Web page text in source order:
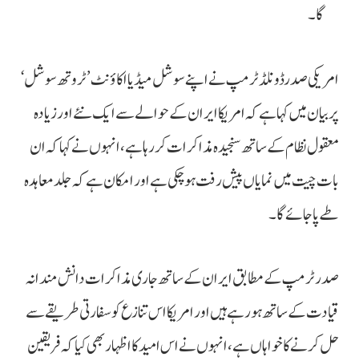
گا۔
امریکی صدرڈونلڈ ٹرمپ نے اپنے سوشل میڈیا اکاؤنٹ ’ٹروتھ سوشل‘
پر بیان میں کہا ہے کہ امریکا ایران کے حوالے سے ایک نئے اور زیادہ
معقول نظام کے ساتھ سنجیدہ مذاکرات کر رہا ہے، انہوں نے کہا کہ ان
بات چیت میں نمایاں پیش رفت ہو چکی ہے اور امکان ہے کہ جلد معاہدہ
طے پا جائے گا۔
صدرٹرمپ کے مطابق ایران کے ساتھ جاری مذاکرات دانش مندانہ
قیادت کے ساتھ ہو رہے ہیں اور امریکا اس تنازع کو سفارتی طریقے سے
حل کرنے کا خواہاں ہے، انہوں نے اس امید کا اظہار بھی کیا کہ فریقین